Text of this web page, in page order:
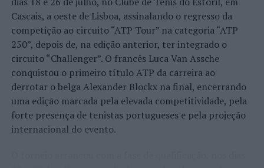
Cascais, a oeste de Lisboa, assinalando o regresso da
competição ao circuito “ATP Tour” na categoria “ATP
250”, depois de, na edição anterior, ter integrado o
circuito “Challenger”. O francês Luca Van Assche
conquistou o primeiro título ATP da carreira ao
derrotar o belga Alexander Blockx na final, encerrando
uma edição marcada pela elevada competitividade, pela
forte presença de tenistas portugueses e pela projeção
internacional do evento.